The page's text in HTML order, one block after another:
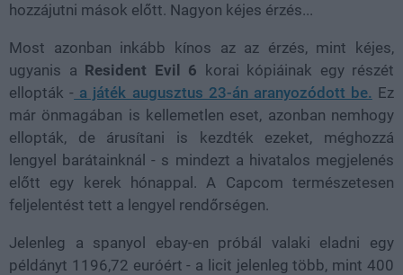
hozzájutni mások előtt. Nagyon kéjes érzés...
Most azonban inkább kínos az az érzés, mint kéjes,
ugyanis a Resident Evil 6 korai kópiáinak egy részét
ellopták - a játék augusztus 23-án aranyozódott be. Ez
már önmagában is kellemetlen eset, azonban nemhogy
ellopták, de árusítani is kezdték ezeket, méghozzá
lengyel barátainknál - s mindezt a hivatalos megjelenés
előtt egy kerek hónappal. A Capcom természetesen
feljelentést tett a lengyel rendőrségen.
Jelenleg a spanyol ebay-en próbál valaki eladni egy
példányt 1196,72 euróért - a licit jelenleg több, mint 400